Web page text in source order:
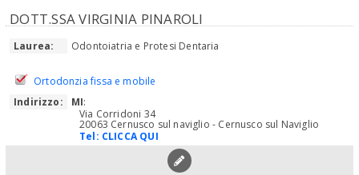
DOTT.SSA VIRGINIA PINAROLI
Laurea: Odontoiatria e Protesi Dentaria
Ortodonzia fissa e mobile
Indirizzo:
MI:
Via Corridoni 34
20063 Cernusco sul naviglio - Cernusco sul Naviglio
Tel: CLICCA QUI